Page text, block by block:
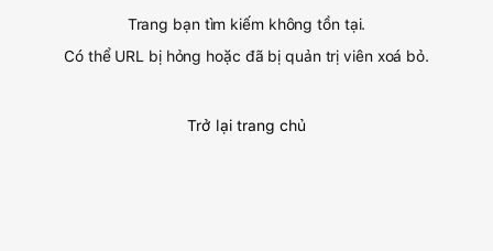
Trang bạn tìm kiếm không tồn tại.
Có thể URL bị hỏng hoặc đã bị quản trị viên xoá bỏ.
Trở lại trang chủ